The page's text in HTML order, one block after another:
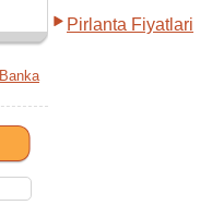
Banka
Pirlanta Fiyatlari